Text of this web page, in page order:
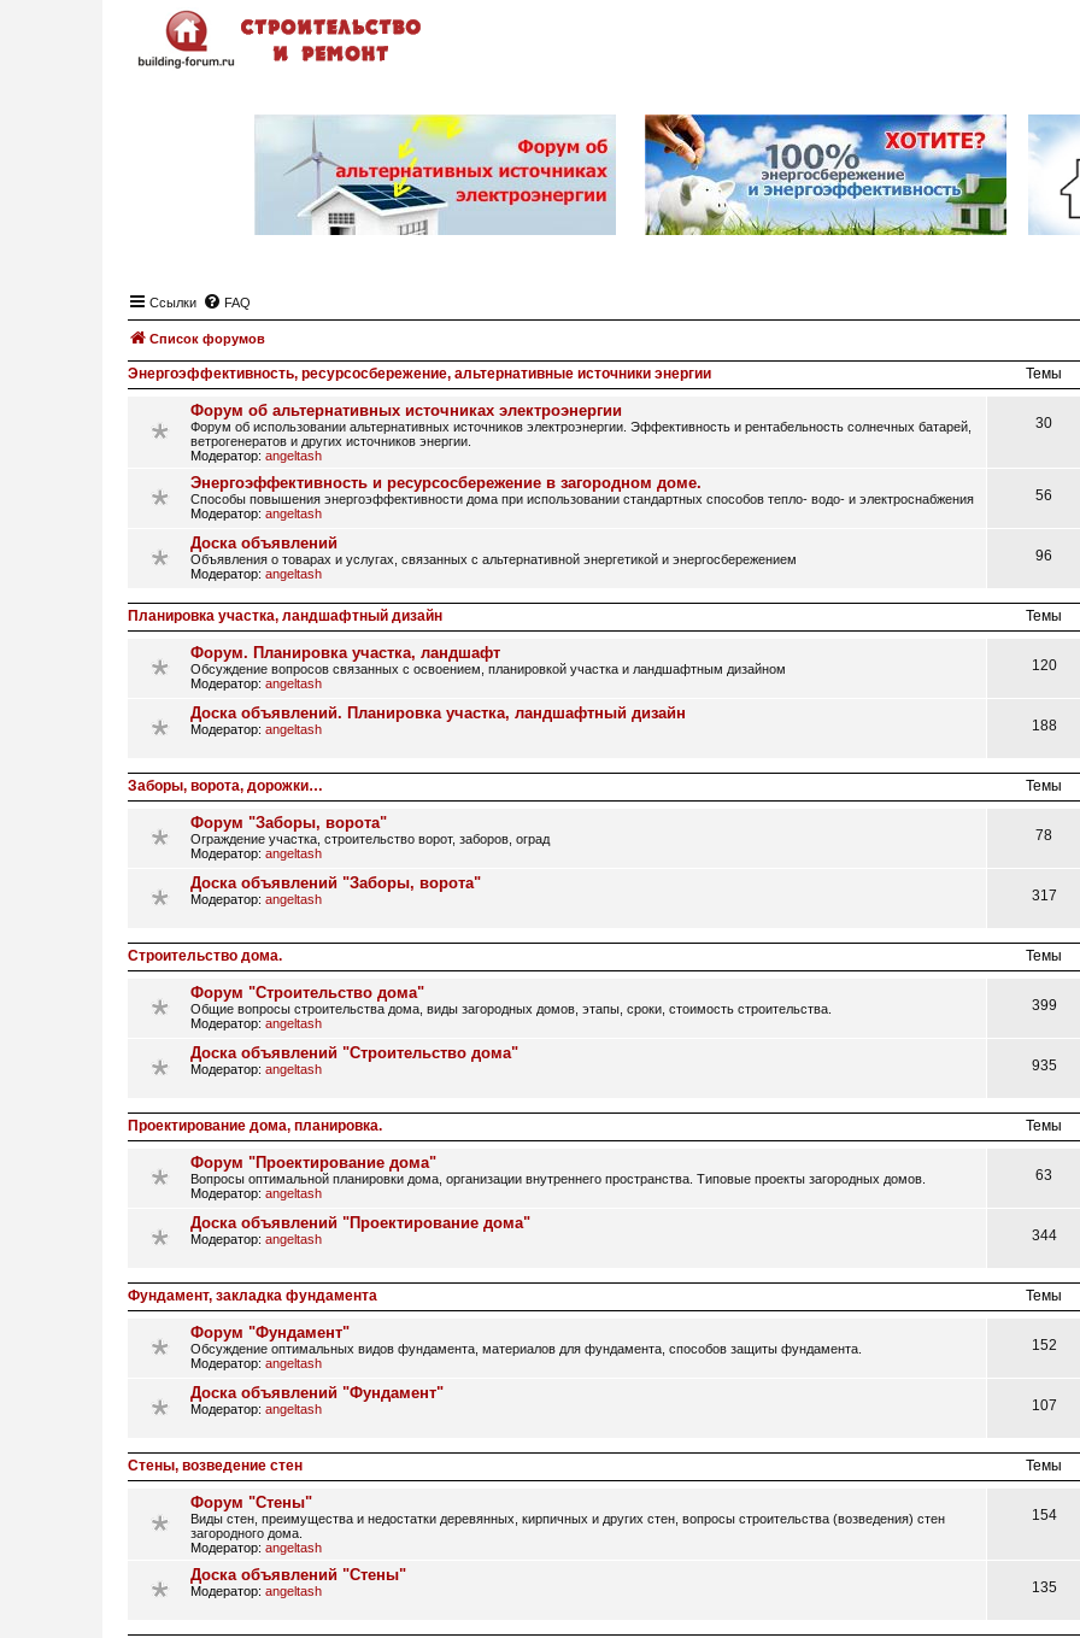
Ссылки FAQ
Список форумов
Энергоэффективность, ресурсосбережение, альтернативные источники энергии Темы
Форум об альтернативных источниках электроэнергии
Форум об использовании альтернативных источников электроэнергии. Эффективность и рентабельность солнечных батарей,
ветрогенератов и других источников энергии.
Модератор: angeltash
30
Энергоэффективность и ресурсосбережение в загородном доме.
Способы повышения энергоэффективности дома при использовании стандартных способов тепло- водо- и электроснабжения
Модератор: angeltash
56
Доска объявлений
Объявления о товарах и услугах, связанных с альтернативной энергетикой и энергосбережением
Модератор: angeltash
96
Планировка участка, ландшафтный дизайн Темы
Форум. Планировка участка, ландшафт
Обсуждение вопросов связанных с освоением, планировкой участка и ландшафтным дизайном
Модератор: angeltash
120
Доска объявлений. Планировка участка, ландшафтный дизайн
Модератор: angeltash 188
Заборы, ворота, дорожки… Темы
Форум "Заборы, ворота"
Ограждение участка, строительство ворот, заборов, оград
Модератор: angeltash
78
Доска объявлений "Заборы, ворота"
Модератор: angeltash 317
Строительство дома. Темы
Форум "Строительство дома"
Общие вопросы строительства дома, виды загородных домов, этапы, сроки, стоимость строительства.
Модератор: angeltash
399
Доска объявлений "Строительство дома"
Модератор: angeltash 935
Проектирование дома, планировка. Темы
Форум "Проектирование дома"
Вопросы оптимальной планировки дома, организации внутреннего пространства. Типовые проекты загородных домов.
Модератор: angeltash
63
Доска объявлений "Проектирование дома"
Модератор: angeltash 344
Фундамент, закладка фундамента Темы
Форум "Фундамент"
Обсуждение оптимальных видов фундамента, материалов для фундамента, способов защиты фундамента.
Модератор: angeltash
152
Доска объявлений "Фундамент"
Модератор: angeltash 107
Стены, возведение стен Темы
Форум "Стены"
Виды стен, преимущества и недостатки деревянных, кирпичных и других стен, вопросы строительства (возведения) стен
загородного дома.
Модератор: angeltash
154
Доска объявлений "Стены"
Модератор: angeltash 135